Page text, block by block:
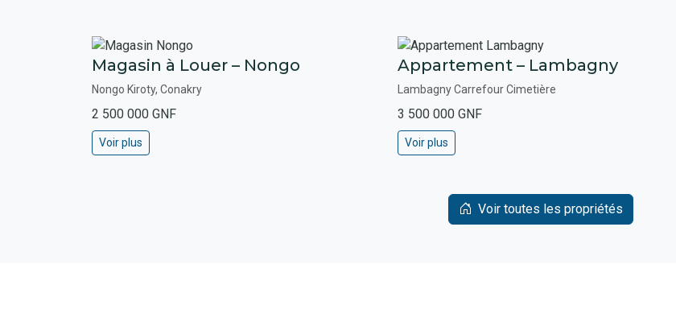
Magasin à Louer – Nongo
Nongo Kiroty, Conakry
2 500 000 GNF
Voir plus
Appartement – Lambagny
Lambagny Carrefour Cimetière
3 500 000 GNF
Voir plus
Voir toutes les propriétés